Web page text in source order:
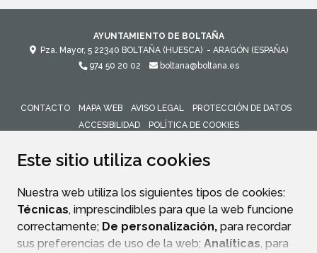
Este sitio utiliza cookies
Nuestra web utiliza los siguientes tipos de cookies:
Técnicas, imprescindibles para que la web funcione
correctamente; De personalización, para recordar
sus preferencias de uso de la web; Analíticas, para
AYUNTAMIENTO DE BOLTAÑA
Pza. Mayor, 5 22340 BOLTAÑA (HUESCA) - ARAGÓN (ESPAÑA)
974 50 20 02
boltana@boltana.es
CONTACTO MAPA WEB AVISO LEGAL
PROTECCIÓN DE DATOS
ACCESIBILIDAD
POLÍTICA DE COOKIES